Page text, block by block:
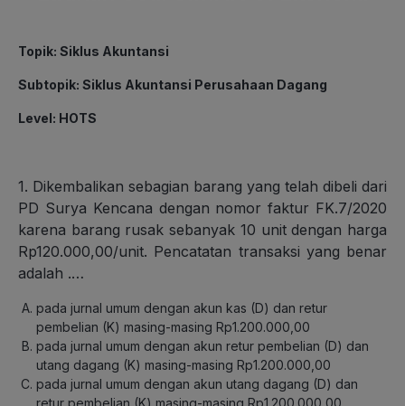
Topik: Siklus Akuntansi
Subtopik: Siklus Akuntansi Perusahaan Dagang
Level: HOTS
1. Dikembalikan sebagian barang yang telah dibeli dari
PD Surya Kencana dengan nomor faktur FK.7/2020
karena barang rusak sebanyak 10 unit dengan harga
Rp120.000,00/unit. Pencatatan transaksi yang benar
adalah .…
pada jurnal umum dengan akun kas (D) dan retur
pembelian (K) masing-masing Rp1.200.000,00
pada jurnal umum dengan akun retur pembelian (D) dan
utang dagang (K) masing-masing Rp1.200.000,00
pada jurnal umum dengan akun utang dagang (D) dan
retur pembelian (K) masing-masing Rp1.200.000,00